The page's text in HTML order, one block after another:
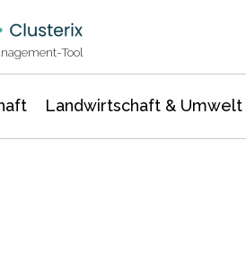
Tool
Landwirtschaft & Umwelt